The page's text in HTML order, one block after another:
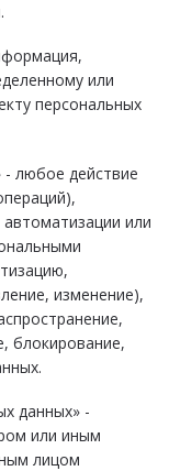
или
персональных
- любое действие
или
изменение),
блокирование,
данных» -
или иным
лицом